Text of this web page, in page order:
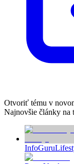
Otvoriť tému v
Najnovšie články na
InfoGuru